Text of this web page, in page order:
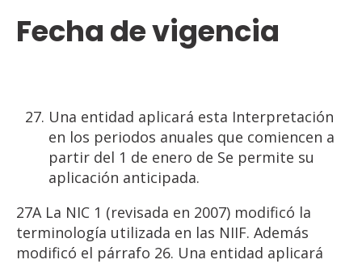
Fecha de vigencia
Una entidad aplicará esta Interpretación
en los periodos anuales que comiencen a
partir del 1 de enero de Se permite su
aplicación anticipada.
27A La NIC 1 (revisada en 2007) modificó la
terminología utilizada en las NIIF. Además
modificó el párrafo 26. Una entidad aplicará